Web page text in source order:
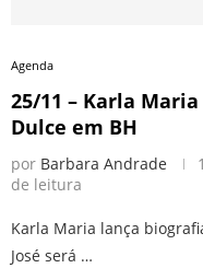
Agenda
25/11 – Karla
Dulce em BH
por Barbara Andrade
de leitura
Karla Maria lança
José será …